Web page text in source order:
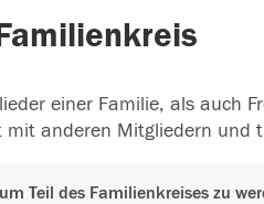
einer Familie, als auch
anderen Mitgliedern und
Teil des Familienkreises zu